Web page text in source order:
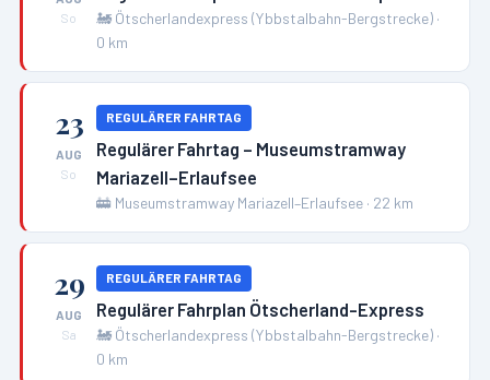
So
🚂 Ötscherlandexpress (Ybbstalbahn-Bergstrecke) ·
0 km
23
AUG
So
REGULÄRER FAHRTAG
Regulärer Fahrtag – Museumstramway
Mariazell–Erlaufsee
🚋 Museumstramway Mariazell–Erlaufsee · 22 km
29
AUG
Sa
REGULÄRER FAHRTAG
Regulärer Fahrplan Ötscherland-Express
🚂 Ötscherlandexpress (Ybbstalbahn-Bergstrecke) ·
0 km